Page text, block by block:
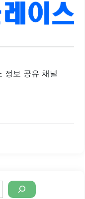
두에서 만족감을 줍
며, 빠른 서비스로 손
다. 이곳은 가족 단
소로, 아이들이 뛰
한, 가성비가 뛰어
점이 큰 장점입니
정보 공유 채널